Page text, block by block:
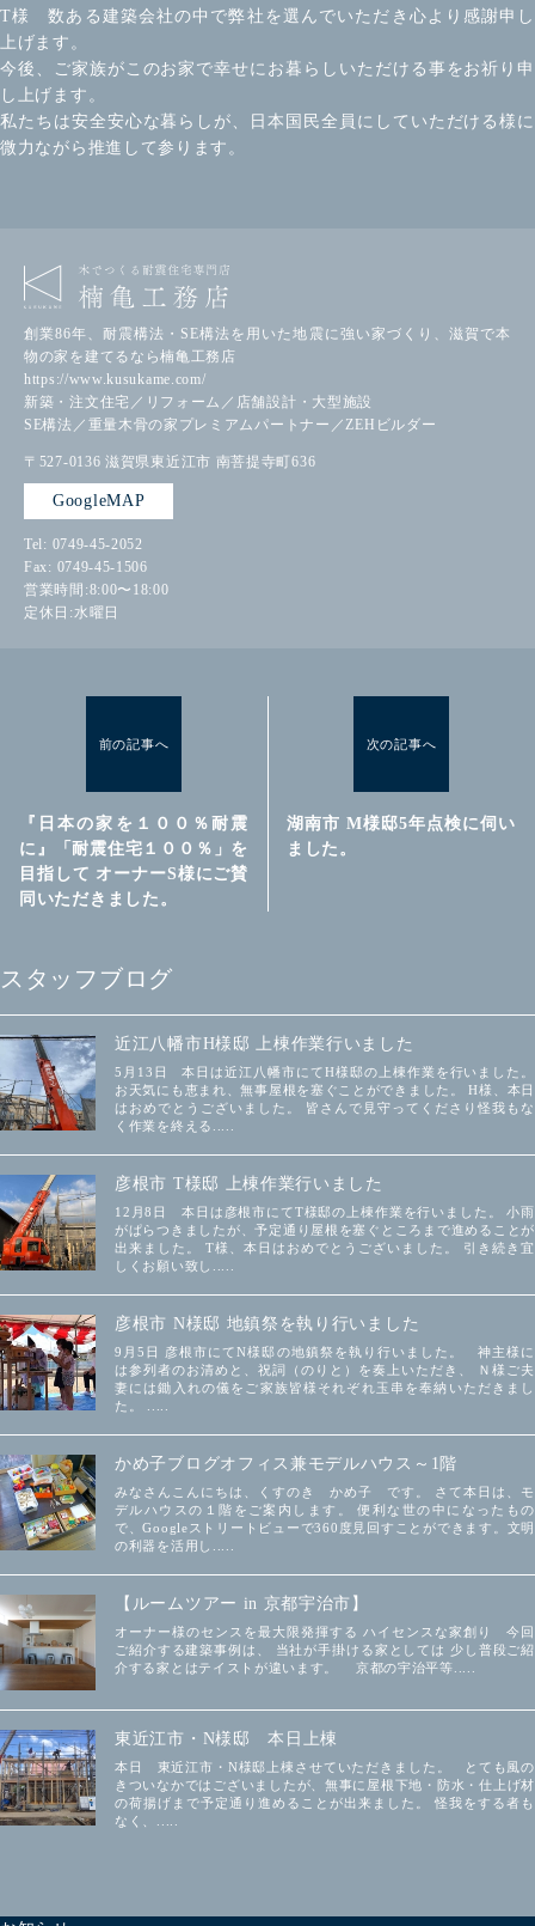
T様 数ある建築会社の中で弊社を選んでいただき心より感謝申し
上げます。
今後、ご家族がこのお家で幸せにお暮らしいただける事をお祈り申
し上げます。
私たちは安全安心な暮らしが、日本国民全員にしていただける様に
微力ながら推進して参ります。
創業86年、耐震構法・SE構法を用いた地震に強い家づくり、滋賀で本
物の家を建てるなら楠亀工務店
https://www.kusukame.com/
新築・注文住宅／リフォーム／店舗設計・大型施設
SE構法／重量木骨の家プレミアムパートナー／ZEHビルダー
〒527-0136 滋賀県東近江市 南菩提寺町636
GoogleMAP
Tel: 0749-45-2052
Fax: 0749-45-1506
営業時間:8:00〜18:00
定休日:水曜日
前の記事へ
『日本の家を１００％耐震
に』「耐震住宅１００％」を
目指して オーナーS様にご賛
同いただきました。
次の記事へ
湖南市 M様邸5年点検に伺い
ました。
スタッフブログ
近江八幡市H様邸 上棟作業行いました
5月13日 本日は近江八幡市にてH様邸の上棟作業を行いました。
お天気にも恵まれ、無事屋根を塞ぐことができました。 H様、本日
はおめでとうございました。 皆さんで見守ってくださり怪我もな
く作業を終える.....
彦根市 T様邸 上棟作業行いました
12月8日 本日は彦根市にてT様邸の上棟作業を行いました。 小雨
がぱらつきましたが、予定通り屋根を塞ぐところまで進めることが
出来ました。 T様、本日はおめでとうございました。 引き続き宜
しくお願い致し.....
彦根市 N様邸 地鎮祭を執り行いました
9月5日 彦根市にてN様邸の地鎮祭を執り行いました。 神主様に
は参列者のお清めと、祝詞（のりと）を奏上いただき、 Ｎ様ご夫
妻には鋤入れの儀をご家族皆様それぞれ玉串を奉納いただきまし
た。 .....
かめ子ブログオフィス兼モデルハウス～1階
みなさんこんにちは、くすのき かめ子 です。 さて本日は、モ
デルハウスの１階をご案内します。 便利な世の中になったもの
で、Googleストリートビューで360度見回すことができます。文明
の利器を活用し.....
【ルームツアー in 京都宇治市】
オーナー様のセンスを最大限発揮する ハイセンスな家創り 今回
ご紹介する建築事例は、 当社が手掛ける家としては 少し普段ご紹
介する家とはテイストが違います。 京都の宇治平等.....
東近江市・N様邸 本日上棟
本日 東近江市・N様邸上棟させていただきました。 とても風の
きついなかではございましたが、無事に屋根下地・防水・仕上げ材
の荷揚げまで予定通り進めることが出来ました。 怪我をする者も
なく、.....